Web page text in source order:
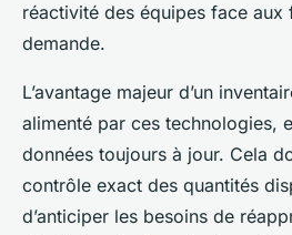
réactivité des équipes face aux
demande.
L’avantage majeur d’un
alimenté par ces technologies,
données toujours à jour. Cela
contrôle exact des quantités
d’anticiper les besoins de